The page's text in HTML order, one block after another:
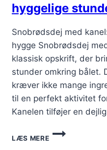
hyggelige
Snobrødsdej med
hygge Snobrødsdej
klassisk opskrift, der
stunder omkring bålet.
kræver ikke mange
til en perfekt aktivitet
Kanelen tilføjer en
LÆS MERE
SNOBRØDSDEJ
MED